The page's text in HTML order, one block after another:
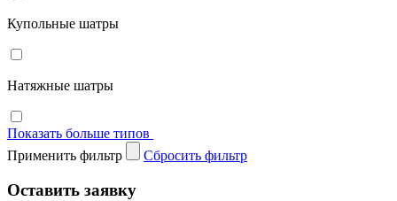
Купольные шатры
Натяжные шатры
Показать больше типов
Применить фильтр
Cбросить фильтр
Оставить заявку